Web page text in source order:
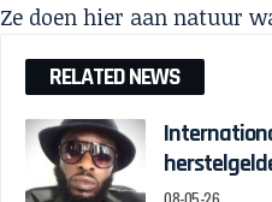
Ze doen hier aan natuur
RELATED NEWS